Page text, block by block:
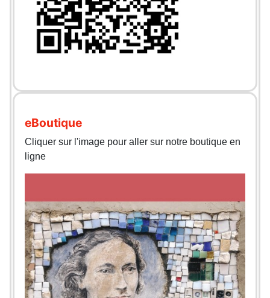
eBoutique
Cliquer sur l'image pour aller sur notre boutique en
ligne